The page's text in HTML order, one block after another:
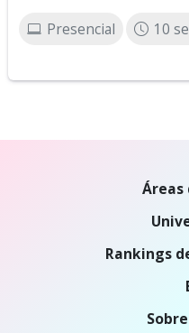
Presencial 10
Áreas
Rankings